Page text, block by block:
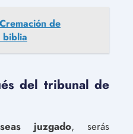
Cremación de
biblia
del tribunal de
juzgado, serás